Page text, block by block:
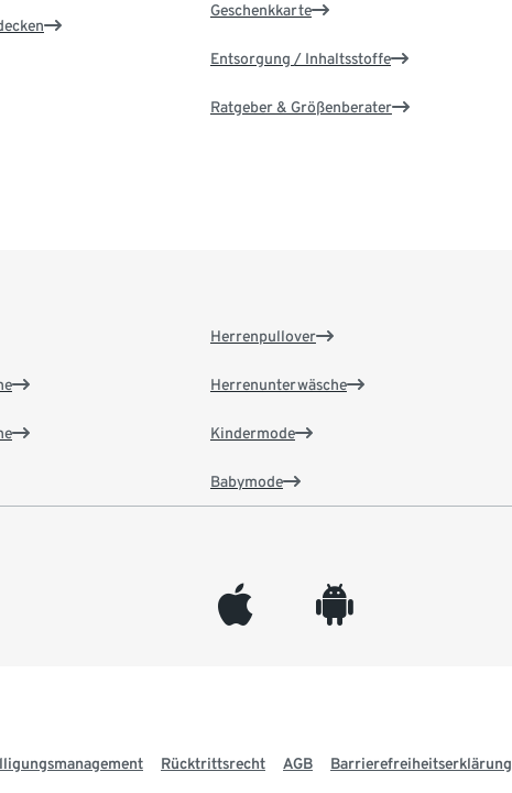
Geschenkkarte
Entsorgung / Inhaltsstoffe
Ratgeber & Größenberater
Herrenpullover
Herrenunterwäsche
Kindermode
Babymode
appleinc android
Rücktrittsrecht AGB Barrierefreiheitserklärung